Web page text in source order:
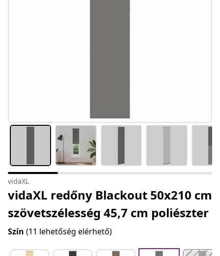
vidaXL
vidaXL redőny Blackout 50x210 cm
szövetszélesség 45,7 cm poliészter
Szín (11 lehetőség elérhető)